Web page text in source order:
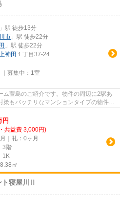
」駅 徒歩13分
市 」駅 徒歩22分
」駅 徒歩22分
神田 １丁目37-24
募集中： 1室
ム萱島のご紹介です。物件の周辺に2駅あ
策もバッチリなマンションタイプの物件で
円
共益費 3,000円)
｜礼：0ヶ月
3階
1K
㎡
ト寝屋川Ⅱ